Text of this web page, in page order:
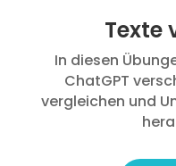
Texte
In diesen
ChatGPT
vergleichen und